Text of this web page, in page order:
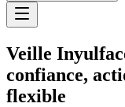
Veille
confiance,
flexible